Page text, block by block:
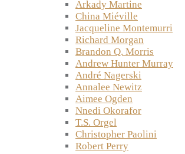
Arkady Martine
China Miéville
Jacqueline Montemurri
Richard Morgan
Brandon Q. Morris
Andrew Hunter Murray
André Nagerski
Annalee Newitz
Aimee Ogden
Nnedi Okorafor
T.S. Orgel
Christopher Paolini
Robert Perry